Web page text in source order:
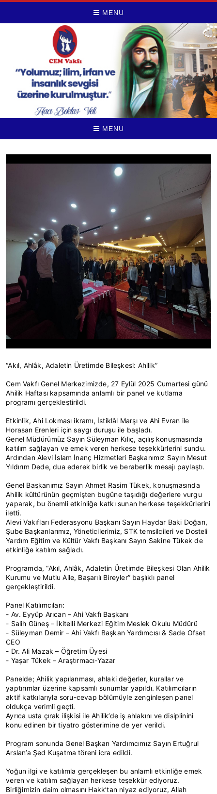
MENU
MENU
“Akıl, Ahlâk, Adaletin Üretimde Bileşkesi: Ahilik”
Cem Vakfı Genel Merkezimizde, 27 Eylül 2025 Cumartesi günü
Ahilik Haftası kapsamında anlamlı bir panel ve kutlama
programı gerçekleştirildi.
Etkinlik, Ahi Lokması ikramı, İstiklâl Marşı ve Ahi Evran ile
Horasan Erenleri için saygı duruşu ile başladı.
Genel Müdürümüz Sayın Süleyman Kılıç, açılış konuşmasında
katılım sağlayan ve emek veren herkese teşekkürlerini sundu.
Ardından Alevi İslam İnanç Hizmetleri Başkanımız Sayın Mesut
Yıldırım Dede, dua ederek birlik ve beraberlik mesajı paylaştı.
Genel Başkanımız Sayın Ahmet Rasim Tükek, konuşmasında
Ahilik kültürünün geçmişten bugüne taşıdığı değerlere vurgu
yaparak, bu önemli etkinliğe katkı sunan herkese teşekkürlerini
iletti.
Alevi Vakıfları Federasyonu Başkanı Sayın Haydar Baki Doğan,
Şube Başkanlarımız, Yöneticilerimiz, STK temsilcileri ve Dosteli
Yardım Eğitim ve Kültür Vakfı Başkanı Sayın Sakine Tükek de
etkinliğe katılım sağladı.
Programda, “Akıl, Ahlâk, Adaletin Üretimde Bileşkesi Olan Ahilik
Kurumu ve Mutlu Aile, Başarılı Bireyler” başlıklı panel
gerçekleştirildi.
Panel Katılımcıları:
- Av. Eyyüp Arıcan – Ahi Vakfı Başkanı
- Salih Güneş – İkitelli Merkezi Eğitim Meslek Okulu Müdürü
- Süleyman Demir – Ahi Vakfı Başkan Yardımcısı & Sade Ofset
CEO
- Dr. Ali Mazak – Öğretim Üyesi
- Yaşar Tükek – Araştırmacı-Yazar
Panelde; Ahilik yapılanması, ahlaki değerler, kurallar ve
yaptırımlar üzerine kapsamlı sunumlar yapıldı. Katılımcıların
aktif katkılarıyla soru-cevap bölümüyle zenginleşen panel
oldukça verimli geçti.
Ayrıca usta çırak ilişkisi ile Ahilik’de iş ahlakını ve disiplinini
konu edinen bir tiyatro gösterimine de yer verildi.
Program sonunda Genel Başkan Yardımcımız Sayın Ertuğrul
Arslan’a Şed Kuşatma töreni icra edildi.
Yoğun ilgi ve katılımla gerçekleşen bu anlamlı etkinliğe emek
veren ve katılım sağlayan herkese teşekkür ediyoruz.
Birliğimizin daim olmasını Hakk’tan niyaz ediyoruz, Allah